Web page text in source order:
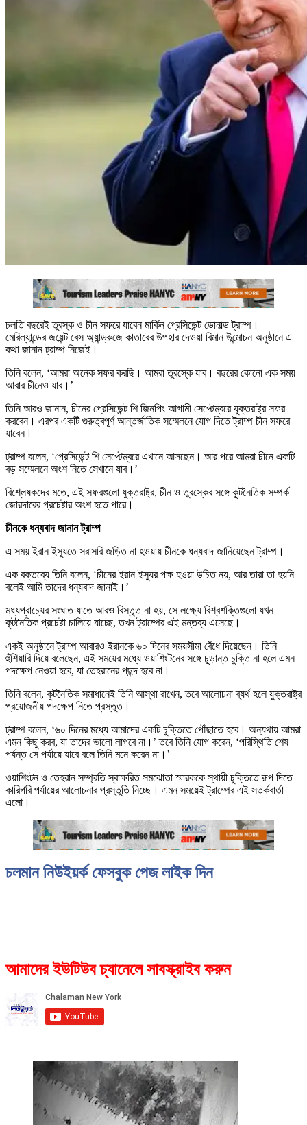
চলতি বছরেই তুরস্ক ও চীন সফরে যাবেন মার্কিন প্রেসিডেন্ট ডোনাল্ড ট্রাম্প।
মেরিল্যান্ডের জয়েন্ট বেস অ্যান্ড্রুজে কাতারের উপহার দেওয়া বিমান উন্মোচন অনুষ্ঠানে এ
কথা জানান ট্রাম্প নিজেই।
তিনি বলেন, ‘আমরা অনেক সফর করছি। আমরা তুরস্কে যাব। বছরের কোনো এক সময়
আবার চীনেও যাব।’
তিনি আরও জানান, চীনের প্রেসিডেন্ট শি জিনপিং আগামী সেপ্টেম্বরে যুক্তরাষ্ট্র সফর
করবেন। এরপর একটি গুরুত্বপূর্ণ আন্তর্জাতিক সম্মেলনে যোগ দিতে ট্রাম্প চীন সফরে
যাবেন।
ট্রাম্প বলেন, ‘প্রেসিডেন্ট শি সেপ্টেম্বরে এখানে আসছেন। আর পরে আমরা চীনে একটি
বড় সম্মেলনে অংশ নিতে সেখানে যাব।’
বিশ্লেষকদের মতে, এই সফরগুলো যুক্তরাষ্ট্র, চীন ও তুরস্কের সঙ্গে কূটনৈতিক সম্পর্ক
জোরদারের প্রচেষ্টার অংশ হতে পারে।
চীনকে ধন্যবাদ জানান ট্রাম্প
এ সময় ইরান ইস্যুতে সরাসরি জড়িত না হওয়ায় চীনকে ধন্যবাদ জানিয়েছেন ট্রাম্প।
এক বক্তব্যে তিনি বলেন, ‘চীনের ইরান ইস্যুর পক্ষ হওয়া উচিত নয়, আর তারা তা হয়নি
বলেই আমি তাদের ধন্যবাদ জানাই।’
মধ্যপ্রাচ্যের সংঘাত যাতে আরও বিস্তৃত না হয়, সে লক্ষ্যে বিশ্বশক্তিগুলো যখন
কূটনৈতিক প্রচেষ্টা চালিয়ে যাচ্ছে, তখন ট্রাম্পের এই মন্তব্য এসেছে।
একই অনুষ্ঠানে ট্রাম্প আবারও ইরানকে ৬০ দিনের সময়সীমা বেঁধে দিয়েছেন। তিনি
হুঁশিয়ারি দিয়ে বলেছেন, এই সময়ের মধ্যে ওয়াশিংটনের সঙ্গে চূড়ান্ত চুক্তি না হলে এমন
পদক্ষেপ নেওয়া হবে, যা তেহরানের পছন্দ হবে না।
তিনি বলেন, কূটনৈতিক সমাধানেই তিনি আস্থা রাখেন, তবে আলোচনা ব্যর্থ হলে যুক্তরাষ্ট্র
প্রয়োজনীয় পদক্ষেপ নিতে প্রস্তুত।
ট্রাম্প বলেন, ‘৬০ দিনের মধ্যে আমাদের একটি চুক্তিতে পৌঁছাতে হবে। অন্যথায় আমরা
এমন কিছু করব, যা তাদের ভালো লাগবে না।’ তবে তিনি যোগ করেন, ‘পরিস্থিতি শেষ
পর্যন্ত সে পর্যায়ে যাবে বলে তিনি মনে করেন না।’
ওয়াশিংটন ও তেহরান সম্প্রতি স্বাক্ষরিত সমঝোতা স্মারককে স্থায়ী চুক্তিতে রূপ দিতে
কারিগরি পর্যায়ের আলোচনার প্রস্তুতি নিচ্ছে। এমন সময়েই ট্রাম্পের এই সতর্কবার্তা
এলো।
চলমান নিউইয়র্ক ফেসবুক পেজ লাইক দিন
আমাদের ইউটিউব চ্যানেলে সাবস্ক্রাইব করুন